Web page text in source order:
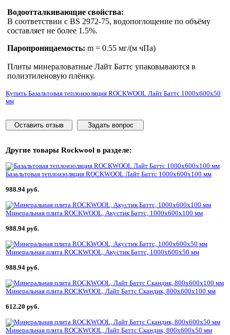
Водоотталкивающие свойства:
В соответствии с BS 2972-75, водопоглощение по объёму
составляет не более 1.5%.
Паропроницаемость: m = 0.55 мг/(м чПа)
Плиты минераловатные Лайт Баттс упаковываются в
полиэтиленовую плёнку.
Купить Базальтовая теплоизоляция ROCKWOOL Лайт Баттс 1000х600х50
мм
Оставить отзыв Задать вопрос
Другие товары Rockwool в разделе:
Базальтовая теплоизоляция ROCKWOOL Лайт Баттс 1000х600х100 мм
988.94 руб.
Минеральная плита ROCKWOOL, Акустик Баттс, 1000х600х100 мм
988.94 руб.
Минеральная плита ROCKWOOL, Акустик Баттс, 1000х600х50 мм
988.94 руб.
Минеральная плита ROCKWOOL, Лайт Баттс Скандик, 800х600х100 мм
612.20 руб.
Минеральная плита ROCKWOOL, Лайт Баттс Скандик, 800х600х50 мм